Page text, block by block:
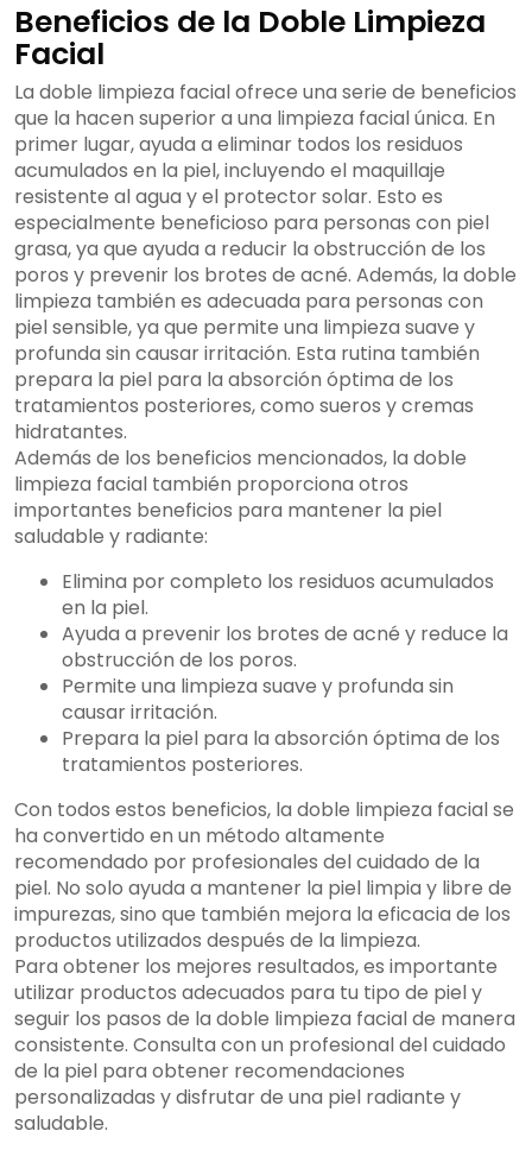
Beneficios de la Doble Limpieza
Facial
La doble limpieza facial ofrece una serie de beneficios
que la hacen superior a una limpieza facial única. En
primer lugar, ayuda a eliminar todos los residuos
acumulados en la piel, incluyendo el maquillaje
resistente al agua y el protector solar. Esto es
especialmente beneficioso para personas con piel
grasa, ya que ayuda a reducir la obstrucción de los
poros y prevenir los brotes de acné. Además, la doble
limpieza también es adecuada para personas con
piel sensible, ya que permite una limpieza suave y
profunda sin causar irritación. Esta rutina también
prepara la piel para la absorción óptima de los
tratamientos posteriores, como sueros y cremas
hidratantes.
Además de los beneficios mencionados, la doble
limpieza facial también proporciona otros
importantes beneficios para mantener la piel
saludable y radiante:
Elimina por completo los residuos acumulados
en la piel.
Ayuda a prevenir los brotes de acné y reduce la
obstrucción de los poros.
Permite una limpieza suave y profunda sin
causar irritación.
Prepara la piel para la absorción óptima de los
tratamientos posteriores.
Con todos estos beneficios, la doble limpieza facial se
ha convertido en un método altamente
recomendado por profesionales del cuidado de la
piel. No solo ayuda a mantener la piel limpia y libre de
impurezas, sino que también mejora la eficacia de los
productos utilizados después de la limpieza.
Para obtener los mejores resultados, es importante
utilizar productos adecuados para tu tipo de piel y
seguir los pasos de la doble limpieza facial de manera
consistente. Consulta con un profesional del cuidado
de la piel para obtener recomendaciones
personalizadas y disfrutar de una piel radiante y
saludable.